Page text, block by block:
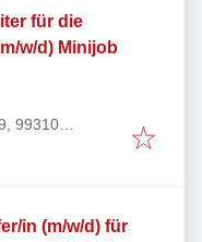
für die
w/d) Minijob
99310
in (m/w/d) für